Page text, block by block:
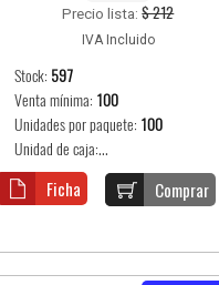
Precio lista:$ 212
IVA Incluido
Stock: 597
Venta mínima: 100
Unidades por paquete: 100
Unidad de caja:...
Comprar
Ficha